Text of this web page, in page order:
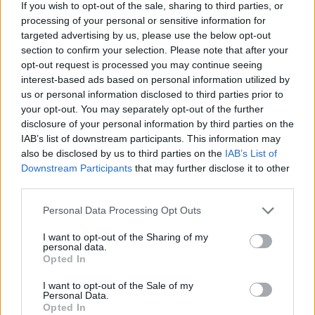
If you wish to opt-out of the sale, sharing to third parties, or
processing of your personal or sensitive information for
targeted advertising by us, please use the below opt-out
section to confirm your selection. Please note that after your
opt-out request is processed you may continue seeing
interest-based ads based on personal information utilized by
us or personal information disclosed to third parties prior to
your opt-out. You may separately opt-out of the further
disclosure of your personal information by third parties on the
IAB’s list of downstream participants. This information may
also be disclosed by us to third parties on the IAB’s List of
Downstream Participants that may further disclose it to other
Personal Data Processing Opt Outs
I want to opt-out of the Sharing of my
personal data.
Opted In
I want to opt-out of the Sale of my
Personal Data.
Opted In
pogodną ufnością w chwili powrotu do Domu Ojca.
Przyjmijmy to cenne dziedzictwo i podejmijmy na nowo
drogę, ożywieni tą samą nadzieją, która pochodzi z wiary.
To Zmartwychwstały, obecny pośród nas, chroni i
prowadzi Kościół oraz ożywia go w nadziei, poprzez
miłość „rozlaną w sercach naszych przez Ducha
Świętego, który został nam dany” (Rz5, 5). Naszym
zadaniem jest być posłusznymi słuchaczami Jego głosu i
wiernymi sługami Jego planów zbawienia, pamiętając, że
Bóg kocha objawiać się nie tyle w huku grzmotu i
trzęsieniu ziemi, ile w „szmerze delikatnego powiewu” (
głosie ciszy”. To jest ważne spotkanie, którego nie można
przeoczyć, i do którego należy wychowywać i prowadzić
cały święty Lud Boży, który został nam powierzony.